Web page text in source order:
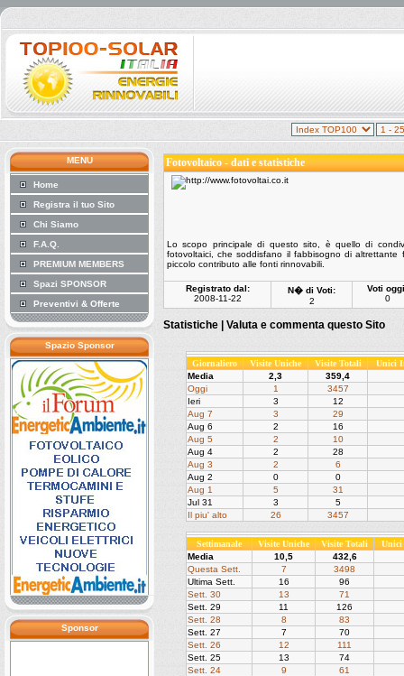
MENU
Home
Registra il tuo Sito
Chi Siamo
F.A.Q.
PREMIUM MEMBERS
Spazi SPONSOR
Preventivi & Offerte
Spazio Sponsor
Sponsor
Fotovoltaico - dati e statistiche
Lo scopo principale di questo sito, è quello di
fotovoltaici, che soddisfano il fabbisogno di
piccolo contributo alle fonti rinnovabili.
Registrato dal:
2008-11-22
N� di Voti:
2
Voti
0
Statistiche | Valuta e commenta questo Sito
Giornaliero Visite Uniche Visite Totali
Unici
Media
2,3
359,4
Oggi
1
3457
Ieri
3
12
Aug 7
3
29
Aug 6
2
16
Aug 5
2
10
Aug 4
2
28
Aug 3
2
6
Aug 2
0
0
Aug 1
5
31
Jul 31
3
5
Il piu' alto
26 3457
Settimanale Visite Uniche Visite Totali
Unici
Media
10,5
432,6
Questa Sett.
7
3498
Ultima Sett.
16
96
Sett. 30
13
71
Sett. 29
11
126
Sett. 28
8
83
Sett. 27
7
70
Sett. 26
12
111
Sett. 25
13
74
Sett. 24
9
61